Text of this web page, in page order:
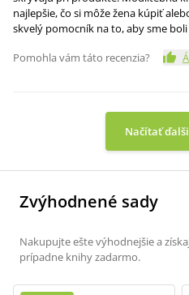
najlepšie, čo si môže žena kúpiť
skvelý pomocník na to, aby sme boli
Pomohla vám táto recenzia?
Načítať
Zvýhodnené sady
Nakupujte ešte výhodnejšie a
prípadne knihy zadarmo.